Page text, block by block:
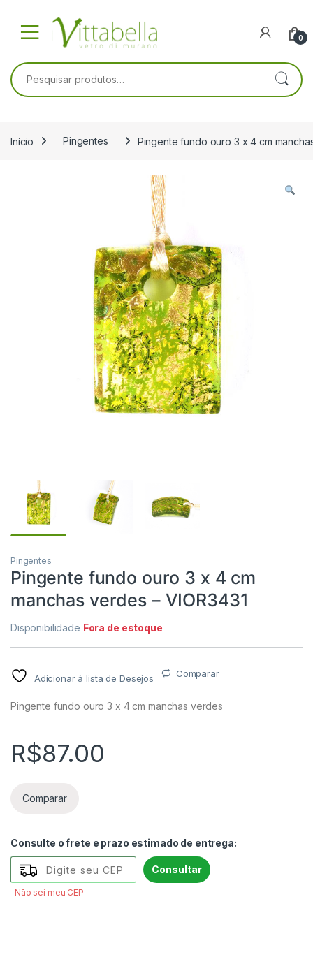
0
Pesquisar por:
Início Pingentes Pingente fundo ouro 3 x 4 cm
Pingentes
Pingente fundo ouro 3 x 4 cm
manchas verdes – VIOR3431
Disponibilidade Fora de estoque
Adicionar à lista de Desejos Comparar
Pingente fundo ouro 3 x 4 cm manchas verdes
R$87.00
Comparar
Consulte o frete e prazo estimado de entrega:
Consultar
Não sei meu CEP